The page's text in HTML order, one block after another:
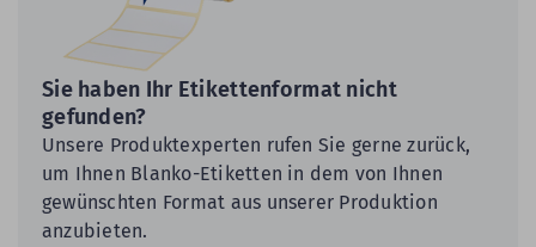
Sie haben Ihr Etikettenformat nicht
gefunden?
Unsere Produktexperten rufen Sie gerne zurück,
um Ihnen Blanko-Etiketten in dem von Ihnen
gewünschten Format aus unserer Produktion
anzubieten.